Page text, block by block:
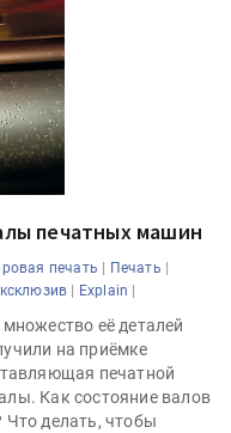
печатных машин
печать | Печать |
| Explain |
её деталей
на приёмке
печатной
Как состояние валов
делать, чтобы